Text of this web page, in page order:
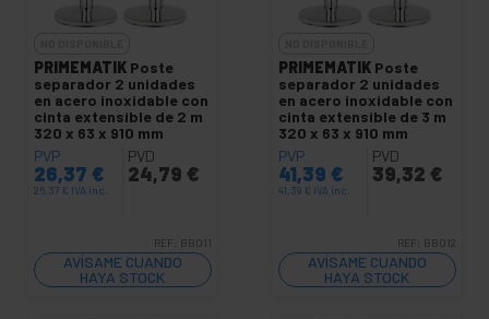
PRIMEMATIK Poste
separador 2 unidades
en acero inoxidable con
cinta extensible de 2 m
320 x 63 x 910 mm
PVP
26,37 €
26,37 € IVA inc.
PVD
24,79 €
REF: BB011
AVÍSAME CUANDO
HAYA STOCK
PRIMEMATIK Poste
separador 2 unidades
en acero inoxidable con
cinta extensible de 3 m
320 x 63 x 910 mm
PVP
41,39 €
41,39 € IVA inc.
PVD
39,32 €
REF: BB012
AVÍSAME CUANDO
HAYA STOCK